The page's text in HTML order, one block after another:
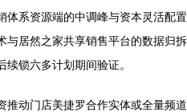
体系资源端的中调峰与资本灵活配置
与居然之家共享销售平台的数据归拆
锁六多计划期间验证。
推动门店美捷罗合作实体或全量频道